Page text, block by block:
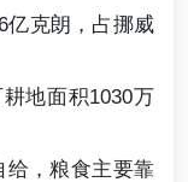
亿克朗，占挪威
地面积1030万
给，粮食主要靠